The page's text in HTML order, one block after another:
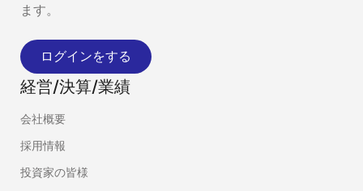
ます。
ログインをする
経営/決算/業績
会社概要
採用情報
投資家の皆様